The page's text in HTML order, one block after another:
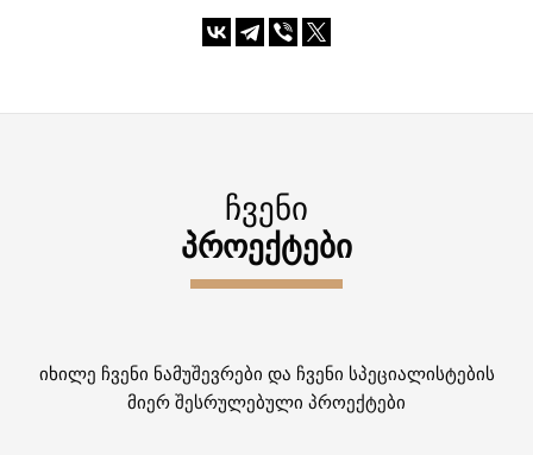
ᲩᲕᲔᲜᲘ
ᲞᲠᲝᲔᲥᲢᲔᲑᲘ
იხილე ჩვენი ნამუშევრები და ჩვენი სპეციალისტების
მიერ შესრულებული პროექტები